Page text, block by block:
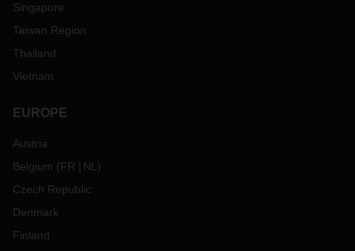
Singapore
Taiwan Region
Thailand
Vietnam
EUROPE
Austria
Belgium (FR NL )
Czech Republic
Denmark
Finland